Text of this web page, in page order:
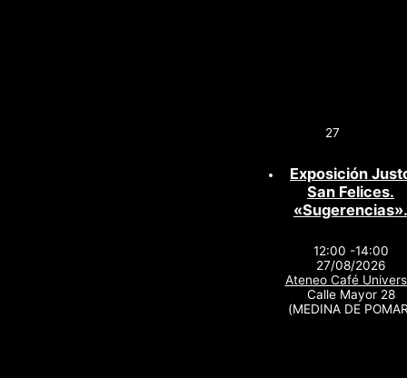
27
Exposición
San Felices.
«Sugerencias».
12:00 -14:00
27/08/2026
Ateneo Café
Calle Mayor 28
(MEDINA DE